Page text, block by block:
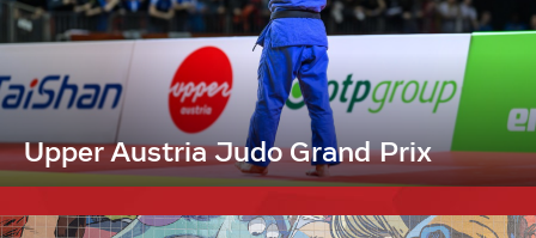
Upper Austria Judo Grand Prix